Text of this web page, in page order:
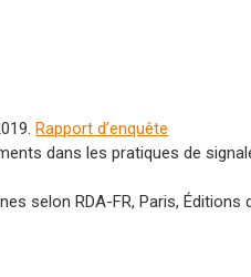
Rapport d’enquête
dans les pratiques de
selon RDA-FR, Paris, Éditions